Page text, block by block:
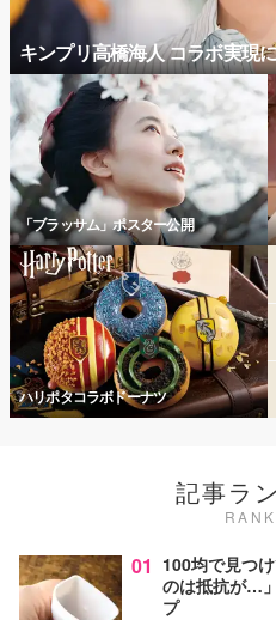
キンプリ高橋海人 コラボ実現
「ブラッサム」ポスター公開
ハリポタコラボドーナツ
記事ラ
01 100均で見つ
のは抵抗が…
プ